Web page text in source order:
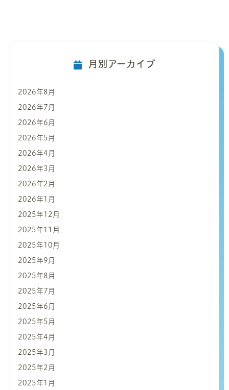
月別アーカイブ
2026年8月
2026年7月
2026年6月
2026年5月
2026年4月
2026年3月
2026年2月
2026年1月
2025年12月
2025年11月
2025年10月
2025年9月
2025年8月
2025年7月
2025年6月
2025年5月
2025年4月
2025年3月
2025年2月
2025年1月